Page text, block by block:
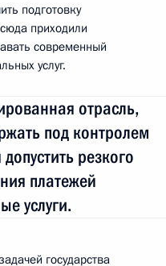
подготовку
приходили
современный
услуг.
отрасль,
под контролем
резкого
платежей
услуги.
государства